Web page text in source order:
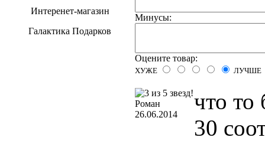
Интеренет-магазин
Галактика Подарков
Минусы:
Оцените товар:
ХУЖЕ ЛУЧШЕ
Роман
26.06.2014
что то
30